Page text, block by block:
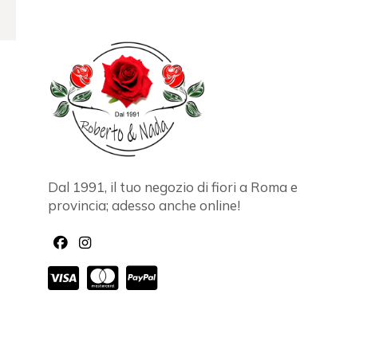
Dal 1991, il tuo negozio di fiori a Roma e
provincia; adesso anche online!